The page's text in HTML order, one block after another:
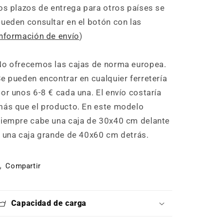
plazos de entrega para otros países se
consultar en el botón con las
de envío)
ofrecemos las cajas de norma europea.
pueden encontrar en cualquier ferretería
unos 6-8 € cada una. El envío costaría
que el producto. En este modelo
cabe una caja de 30x40 cm delante
una caja grande de 40x60 cm detrás.
Compartir
Capacidad de carga